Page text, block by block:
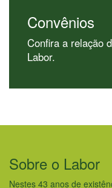
Convênios
Confira a relação
Labor.
Sobre o Labor
Nestes 43 anos de